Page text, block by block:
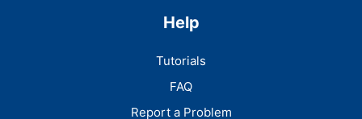
Help
Tutorials
FAQ
Report a Problem